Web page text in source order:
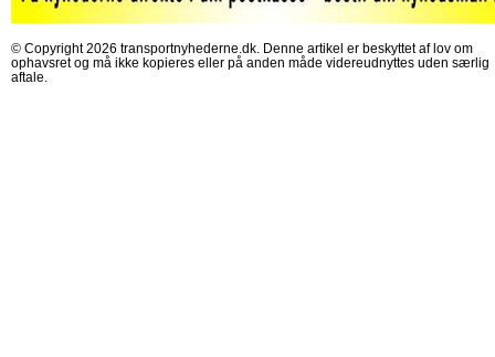
© Copyright 2026 transportnyhederne.dk. Denne artikel er beskyttet af lov om
ophavsret og må ikke kopieres eller på anden måde videreudnyttes uden særlig
aftale.